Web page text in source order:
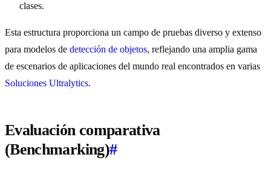
clases.
Esta estructura proporciona un campo de pruebas diverso y extenso
para modelos de detección de objetos, reflejando una amplia gama
de escenarios de aplicaciones del mundo real encontrados en varias
Soluciones Ultralytics.
Evaluación comparativa
(Benchmarking)#